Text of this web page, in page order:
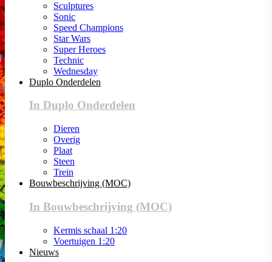
Sculptures
Sonic
Speed Champions
Star Wars
Super Heroes
Technic
Wednesday
Duplo Onderdelen
In Duplo Onderdelen
Dieren
Overig
Plaat
Steen
Trein
Bouwbeschrijving (MOC)
In Bouwbeschrijving (MOC)
Kermis schaal 1:20
Voertuigen 1:20
Nieuws